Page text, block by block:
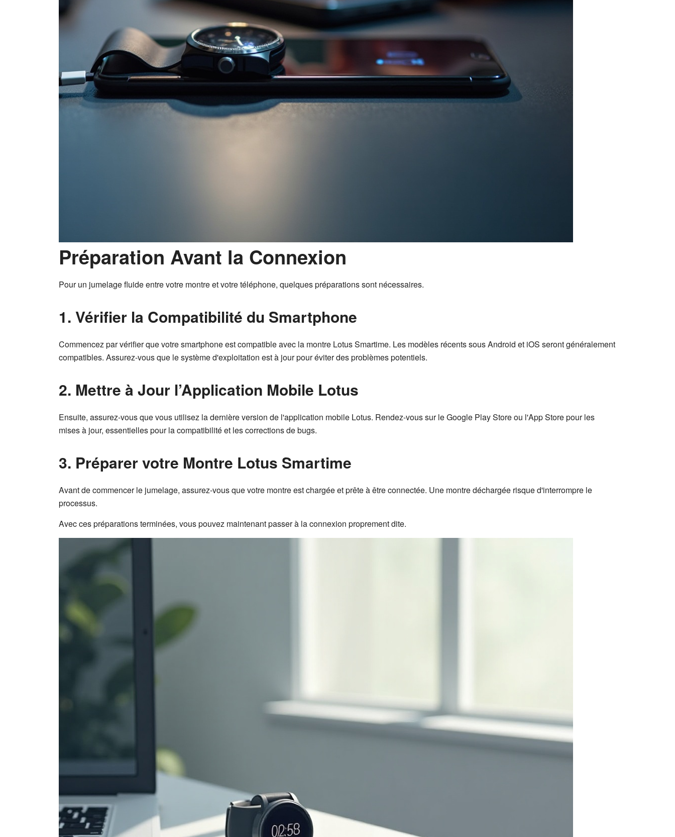
Préparation Avant la Connexion
Pour un jumelage fluide entre votre montre et votre téléphone, quelques préparations sont nécessaires.
1. Vérifier la Compatibilité du Smartphone
Commencez par vérifier que votre smartphone est compatible avec la montre Lotus Smartime. Les modèles récents sous Android et iOS seront généralement
compatibles. Assurez-vous que le système d'exploitation est à jour pour éviter des problèmes potentiels.
2. Mettre à Jour l’Application Mobile Lotus
Ensuite, assurez-vous que vous utilisez la dernière version de l'application mobile Lotus. Rendez-vous sur le Google Play Store ou l'App Store pour les
mises à jour, essentielles pour la compatibilité et les corrections de bugs.
3. Préparer votre Montre Lotus Smartime
Avant de commencer le jumelage, assurez-vous que votre montre est chargée et prête à être connectée. Une montre déchargée risque d'interrompre le
processus.
Avec ces préparations terminées, vous pouvez maintenant passer à la connexion proprement dite.